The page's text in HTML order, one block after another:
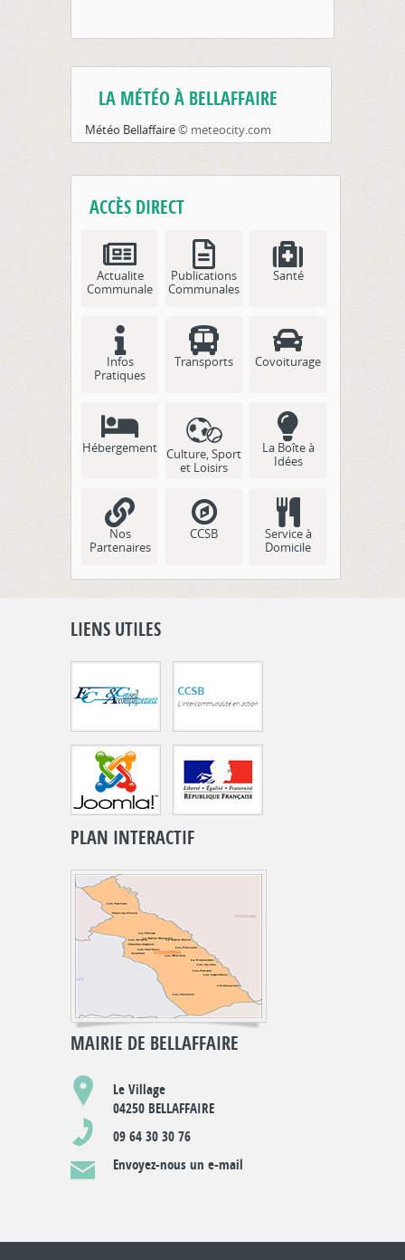
LA MÉTÉO À BELLAFFAIRE
Météo Bellaffaire© meteocity.com
ACCÈS DIRECT
Actualite
Communale
Publications
Communales
Santé
Infos
Pratiques
Transports Covoiturage
Hébergement Culture, Sport
et Loisirs
La Boîte à
Idées
Nos
Partenaires
CCSB
Service à
Domicile
LIENS UTILES
PLAN INTERACTIF
MAIRIE DE BELLAFFAIRE
Le Village
04250 BELLAFFAIRE
09 64 30 30 76
Envoyez-nous un e-mail